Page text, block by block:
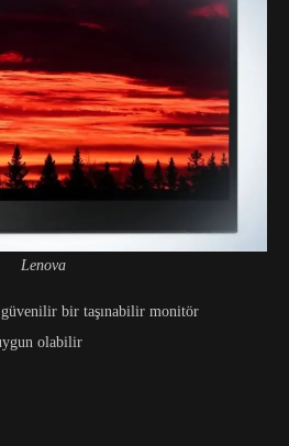
Lenova
bir taşınabilir monitör
olabilir